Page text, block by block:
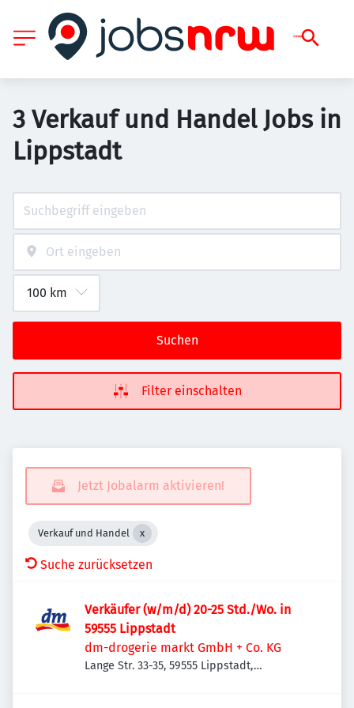
3 Verkauf und Handel Jobs in
Lippstadt
Suchen
Filter einschalten
Jetzt Jobalarm aktivieren!
Verkauf und Handel
Suche zurücksetzen
Verkäufer (w/m/d) 20-25 Std./Wo. in
59555 Lippstadt
dm-drogerie markt GmbH + Co. KG
Lange Str. 33-35, 59555 Lippstadt,